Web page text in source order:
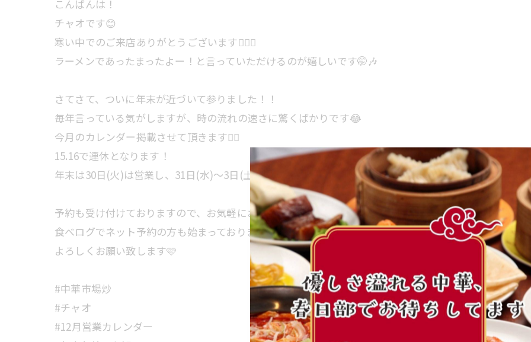
こんばんは！
チャオです😊
寒い中でのご来店ありがとうございます🙇‍♀️✨
ラーメンであったまったよー！と言っていただけるのが嬉しいです🤭🎶
さてさて、ついに年末が近づいて参りました！！
毎年言っている気がしますが、時の流れの速さに驚くばかりです😂
今月のカレンダー掲載させて頂きます🙂‍↕️
15.16で連休となります！
年末は30日(火)は営業し、31日(水)～3日(土)までお休みさせて頂きます！！
予約も受け付けておりますので、お気軽にお問い合わせ下さい🙇‍♀️✨
食べログでネット予約の方も始まっておりますが、お席のみのご予約はお電話か店頭にてお願いしてお
よろしくお願い致します🩷
#中華市場炒
#チャオ
#12月営業カレンダー